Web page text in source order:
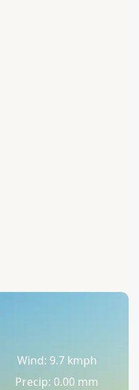
Wind: 9.7 kmph
Precip: 0.00 mm